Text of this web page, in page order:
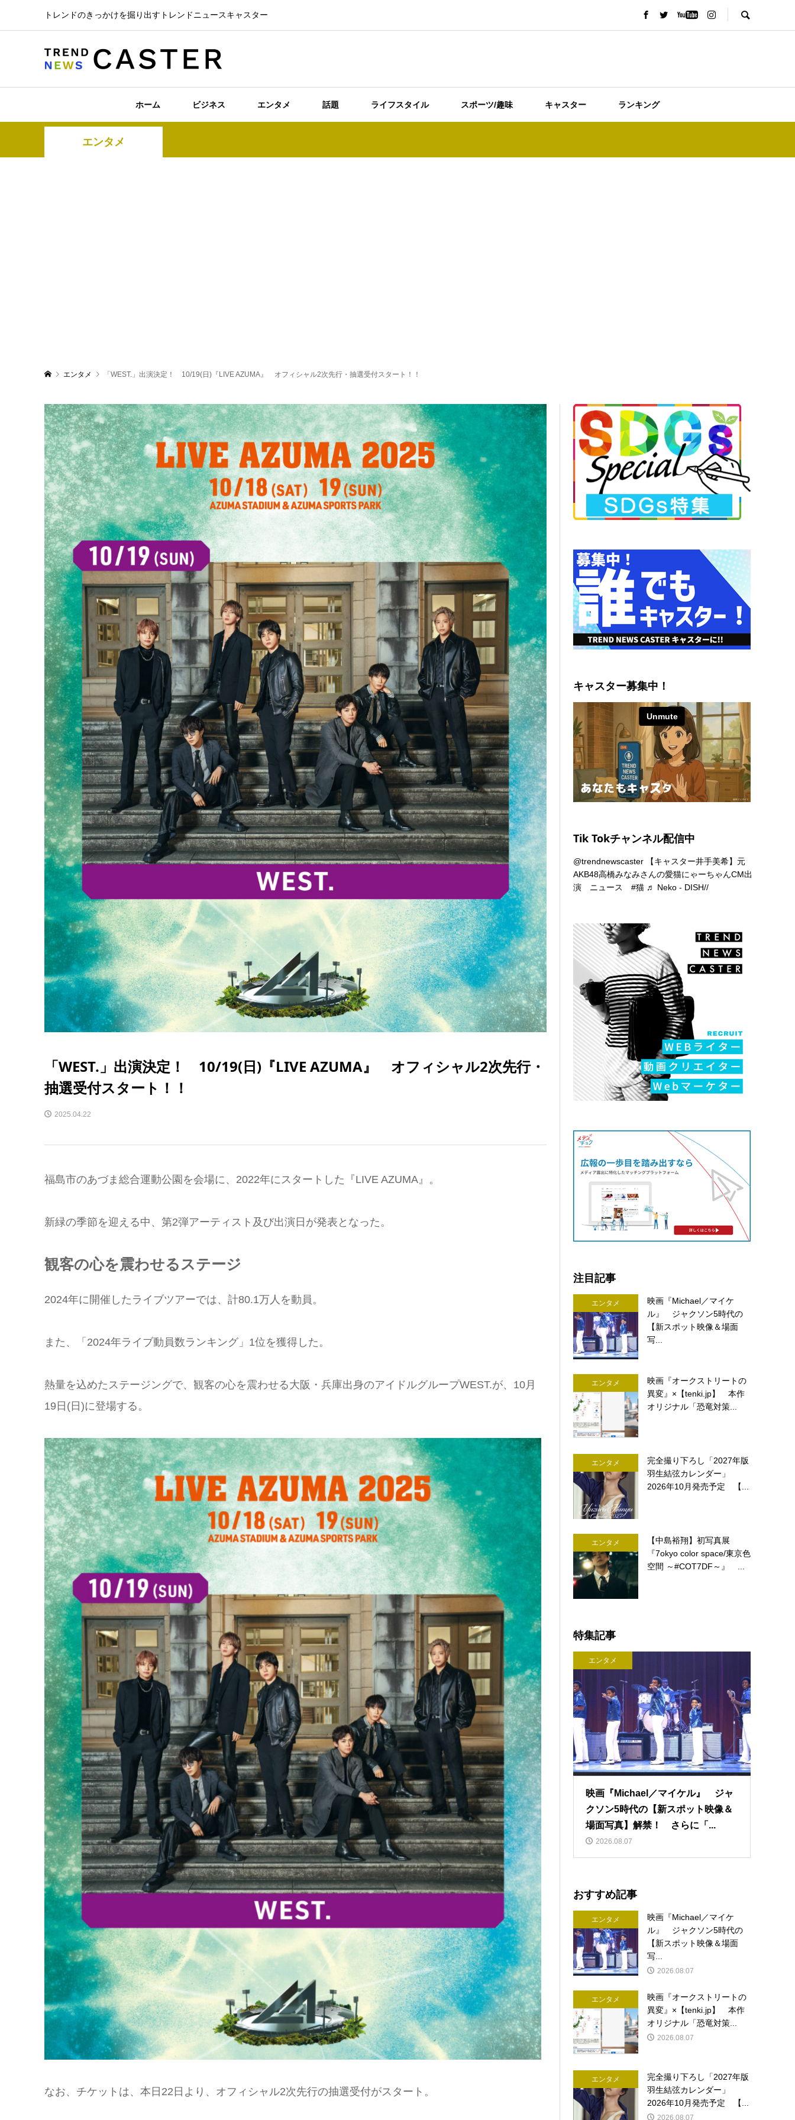
トレンドのきっかけを掘り出すトレンドニュースキャスター
ホーム ビジネス エンタメ 話題 ライフスタイル スポーツ/趣味 キャスター ランキング
エンタメ
エンタメ 「WEST.」出演決定！ 10/19(日)『LIVE AZUMA』 オフィシャル2次先行・抽選受付スタート！！
「WEST.」出演決定！ 10/19(日)『LIVE AZUMA』 オフィシャル2次先行・
抽選受付スタート！！
2025.04.22
福島市のあづま総合運動公園を会場に、2022年にスタートした『LIVE AZUMA』。
新緑の季節を迎える中、第2弾アーティスト及び出演日が発表となった。
観客の心を震わせるステージ
2024年に開催したライブツアーでは、計80.1万人を動員。
また、「2024年ライブ動員数ランキング」1位を獲得した。
熱量を込めたステージングで、観客の心を震わせる大阪・兵庫出身のアイドルグループWEST.が、10月
19日(日)に登場する。
なお、チケットは、本日22日より、オフィシャル2次先行の抽選受付がスタート。
キャスター募集中！
Tik Tokチャンネル配信中
@trendnewscaster 【キャスター井手美希】元
AKB48高橋みなみさんの愛猫にゃーちゃんCM出
演 ニュース#猫 ♬ Neko - DISH//
注目記事
エンタメ
映画『Michael／マイケ
ル』 ジャクソン5時代の
【新スポット映像＆場面
写...
エンタメ
映画『オークストリートの
異変』×【tenki.jp】 本作
オリジナル「恐竜対策...
エンタメ
完全撮り下ろし「2027年版
羽生結弦カレンダー」
2026年10月発売予定 【...
エンタメ
【中島裕翔】初写真展
『7okyo color space/東京色
空間 ～#COT7DF～』 ...
特集記事
エンタメ
映画『Michael／マイケル』 ジャ
クソン5時代の【新スポット映像＆
場面写真】解禁！ さらに「...
2026.08.07
おすすめ記事
エンタメ
映画『Michael／マイケ
ル』 ジャクソン5時代の
【新スポット映像＆場面
写...
2026.08.07
エンタメ
映画『オークストリートの
異変』×【tenki.jp】 本作
オリジナル「恐竜対策...
2026.08.07
エンタメ
完全撮り下ろし「2027年版
羽生結弦カレンダー」
2026年10月発売予定 【...
2026.08.07